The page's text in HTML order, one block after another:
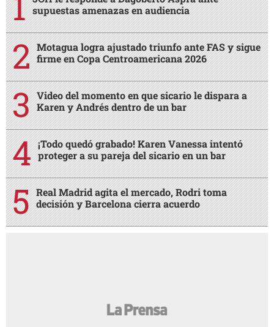
supuestas amenazas en audiencia
Motagua logra ajustado triunfo ante FAS y sigue
firme en Copa Centroamericana 2026
Video del momento en que sicario le dispara a
Karen y Andrés dentro de un bar
¡Todo quedó grabado! Karen Vanessa intentó
proteger a su pareja del sicario en un bar
Real Madrid agita el mercado, Rodri toma
decisión y Barcelona cierra acuerdo